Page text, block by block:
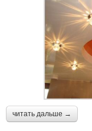
читать дальше →